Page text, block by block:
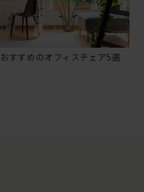
すすめのオフィスチェア5選